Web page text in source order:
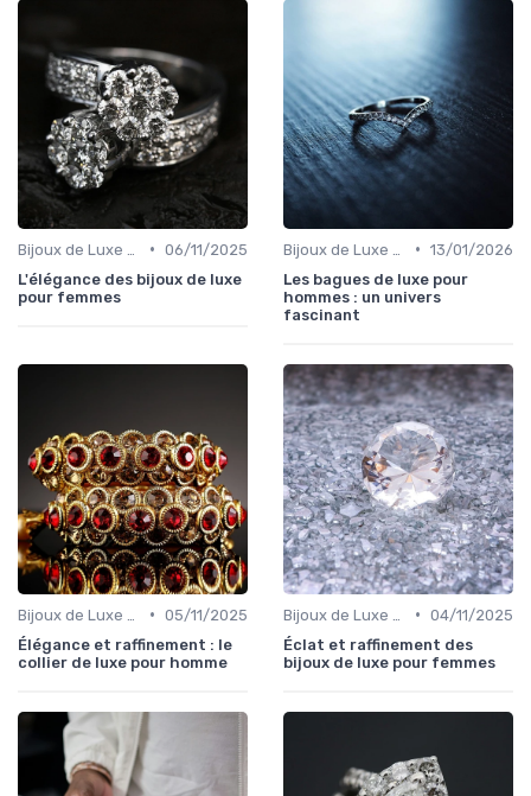
• 06/11/2025
L'élégance des bijoux de luxe
pour femmes
• 13/01/2026
Les bagues de luxe pour
hommes : un univers
fascinant
• 05/11/2025
Élégance et raffinement : le
collier de luxe pour homme
• 04/11/2025
Éclat et raffinement des
bijoux de luxe pour femmes